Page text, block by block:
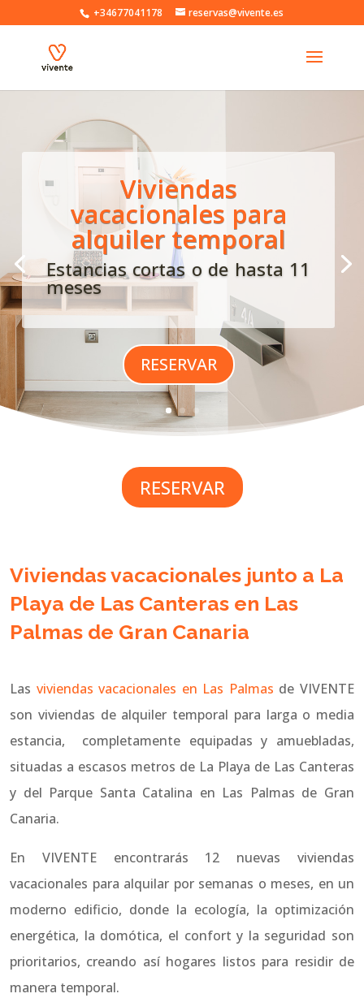
+34677041178 reservas@vivente.es
Viviendas
vacacionales para
alquiler temporal
Estancias cortas o de hasta 11
meses
RESERVAR
RESERVAR
Viviendas vacacionales junto a La
Playa de Las Canteras en Las
Palmas de Gran Canaria
Las viviendas vacacionales en Las Palmas de VIVENTE
son viviendas de alquiler temporal para larga o media
estancia, completamente equipadas y amuebladas,
situadas a escasos metros de La Playa de Las Canteras
y del Parque Santa Catalina en Las Palmas de Gran
Canaria.
En VIVENTE encontrarás 12 nuevas viviendas
vacacionales para alquilar por semanas o meses, en un
moderno edificio, donde la ecología, la optimización
energética, la domótica, el confort y la seguridad son
prioritarios, creando así hogares listos para residir de
manera temporal.